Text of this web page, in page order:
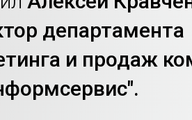
департамента
и продаж